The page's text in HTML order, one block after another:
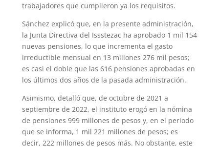
trabajadores que cumplieron ya los requisitos.
Sánchez explicó que, en la presente administración,
la Junta Directiva del Issstezac ha aprobado 1 mil 154
nuevas pensiones, lo que incrementa el gasto
irreductible mensual en 13 millones 276 mil pesos;
es casi el doble que las 616 pensiones aprobadas en
los últimos dos años de la pasada administración.
Asimismo, detalló que, de octubre de 2021 a
septiembre de 2022, el instituto erogó en la nómina
de pensiones 999 millones de pesos y, en el periodo
que se informa, 1 mil 221 millones de pesos; es
decir, 222 millones de pesos más. No obstante, este